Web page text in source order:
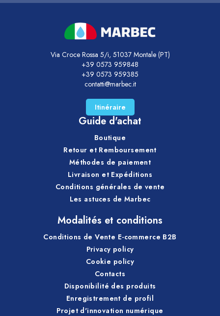
Via Croce Rossa 5/i, 51037 Montale (PT)
+39 0573 959848
+39 0573 959385
contatti@marbec.it
Itinéraire
Guide d'achat
Boutique
Retour et Remboursement
Méthodes de paiement
Livraison et Expéditions
Conditions générales de vente
Les astuces de Marbec
Modalités et conditions
Conditions de Vente E-commerce B2B
Privacy policy
Cookie policy
Contacts
Disponibilité des produits
Enregistrement de profil
Projet d'innovation numérique